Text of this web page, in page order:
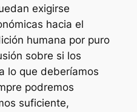
exigirse
hacia el
humana por puro
sobre si los
lo que deberíamos
podremos
suficiente,